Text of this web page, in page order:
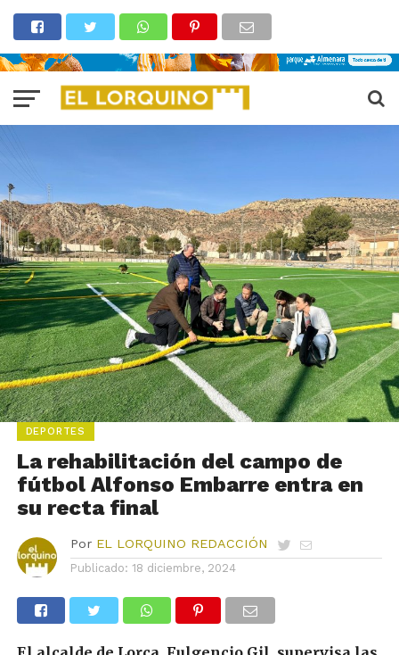
DEPORTES
La rehabilitación del campo de
fútbol Alfonso Embarre entra en
su recta final
Por EL LORQUINO REDACCIÓN
Publicado: 18 diciembre, 2024